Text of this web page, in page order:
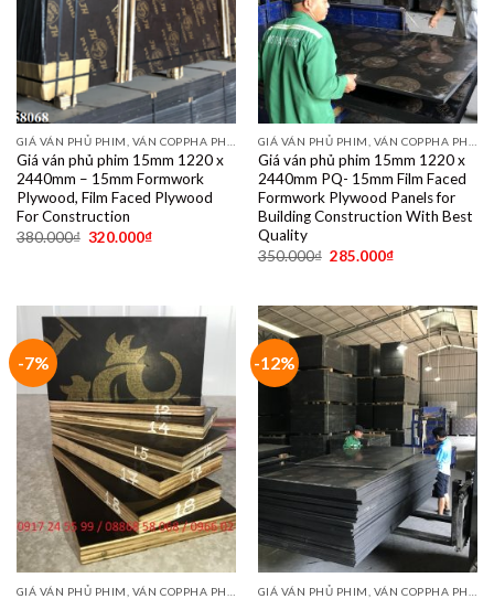
GIÁ VÁN PHỦ PHIM, VÁN COPPHA PHỦ PHIM GIÁ RẺ
Giá ván phủ phim 15mm 1220 x
2440mm – 15mm Formwork
Plywood, Film Faced Plywood
For Construction
380.000₫ 320.000₫
GIÁ VÁN PHỦ PHIM, VÁN COPPHA PHỦ PHIM GIÁ RẺ
Giá ván phủ phim 15mm 1220 x
2440mm PQ- 15mm Film Faced
Formwork Plywood Panels for
Building Construction With Best
Quality
350.000₫ 285.000₫
-7% -12%